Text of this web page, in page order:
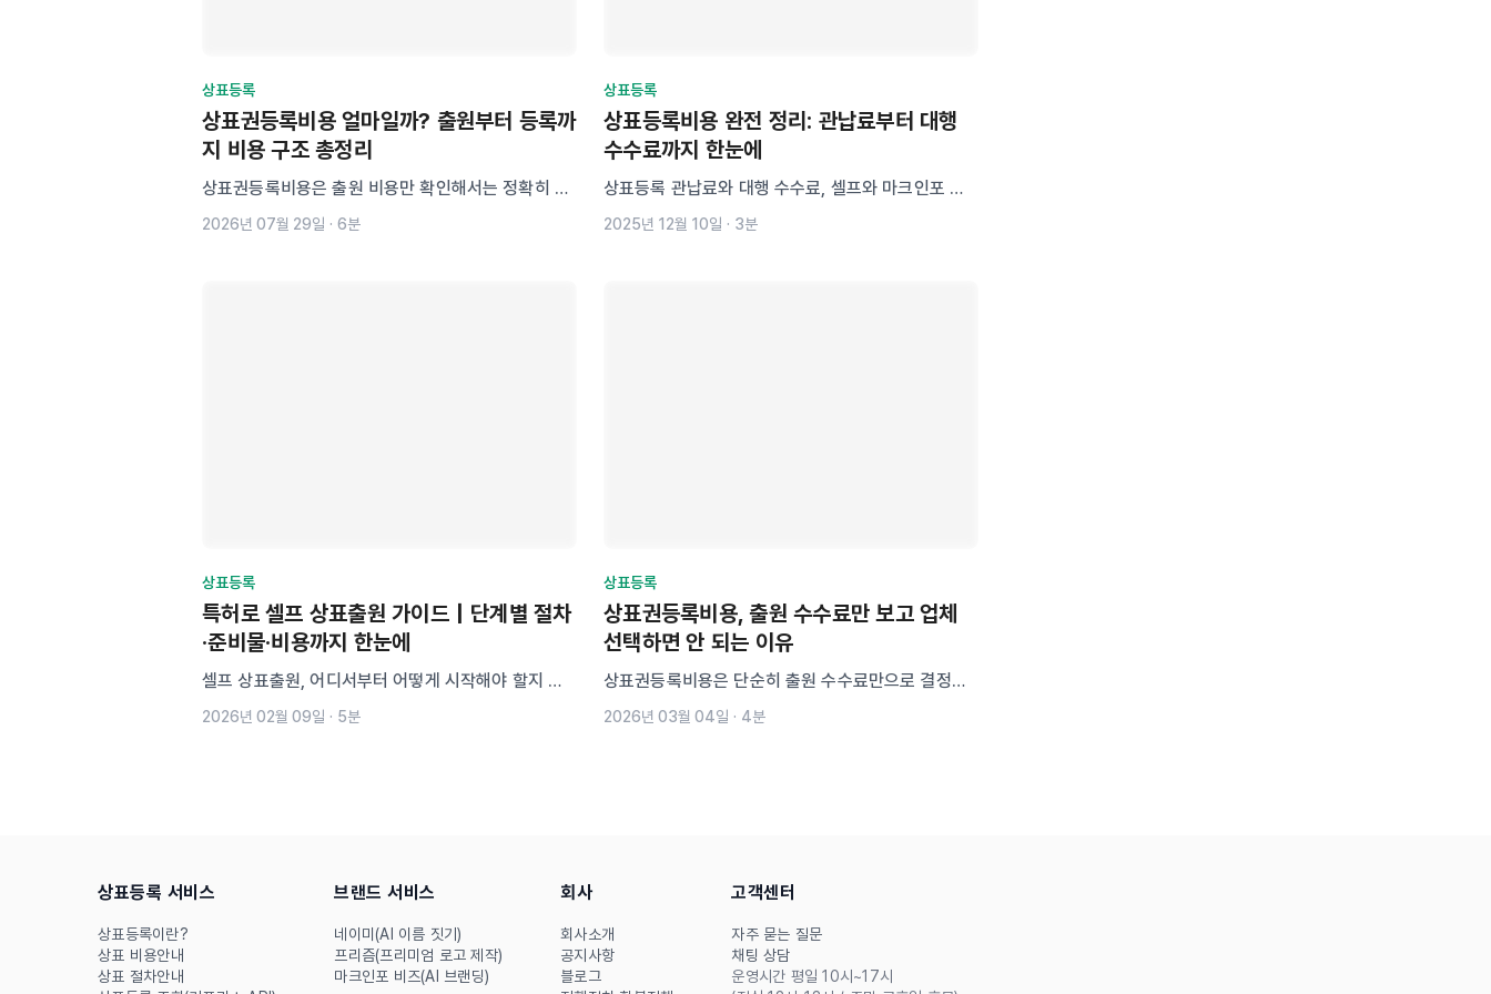
상표등록
상표권등록비용 얼마일까? 출원부터 등록까
지 비용 구조 총정리
상표권등록비용은 출원 비용만 확인해서는 정확히 알
기 어렵습니다. 출원 관납료, 등록료, 대행 수수료 등
2026년 07월 29일 · 6분
상표등록
상표등록비용 완전 정리: 관납료부터 대행
수수료까지 한눈에
상표등록 관납료와 대행 수수료, 셀프와 마크인포 서
비스 비용까지 한눈에 비교해드립니다. 브랜드 보호
2025년 12월 10일 · 3분
상표등록
특허로 셀프 상표출원 가이드｜단계별 절차
·준비물·비용까지 한눈에
셀프 상표출원, 어디서부터 어떻게 시작해야 할지 막
막하셨나요? 특허고객번호 발급부터 유사 상표 검색,
2026년 02월 09일 · 5분
상표등록
상표권등록비용, 출원 수수료만 보고 업체
선택하면 안 되는 이유
상표권등록비용은 단순히 출원 수수료만으로 결정되
지 않습니다. 출원 관납료, 등록료, 대행 서비스 범위
2026년 03월 04일 · 4분
상표등록 서비스
상표등록이란?
상표 비용안내
상표 절차안내
브랜드 서비스
네이미(AI 이름 짓기)
프리즘(프리미엄 로고 제작)
마크인포 비즈(AI 브랜딩)
회사
회사소개
공지사항
블로그
고객센터
자주 묻는 질문
채팅 상담
운영시간 평일 10시~17시